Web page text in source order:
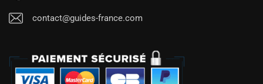
contact@guides-france.com